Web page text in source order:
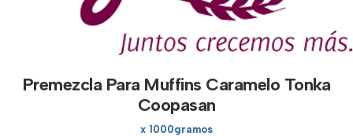
Premezcla Para Muffins Caramelo Tonka
Coopasan
x 1000gramos